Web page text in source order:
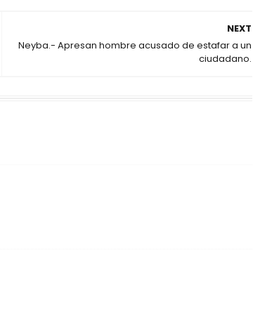
NEXT
Neyba.- Apresan hombre acusado de estafar a un
ciudadano.